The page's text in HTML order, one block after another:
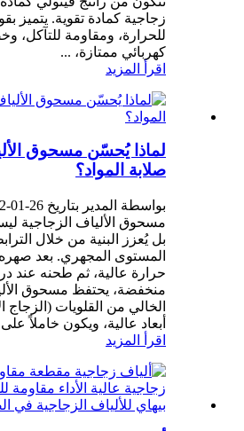
زجاجية كمادة تقوية. يتميز
للحرارة، ومقاومة
كهربائي ممتازة، ...
اقرأ المزيد
لماذا يُحسّن مسحوق
صلابة المواد؟
بواسطة المدير بتاريخ 26-01-12
مسحوق الألياف الزجاجية
بل يُعزز البنية من خلال
المستوى المجهري. بعد
حرارة عالية، ثم طحنه عند
منخفضة، يحتفظ مسحوق
الخالي من القلويات (الزجاج
أبعاد عالية، ويكون خاملاً
اقرأ المزيد